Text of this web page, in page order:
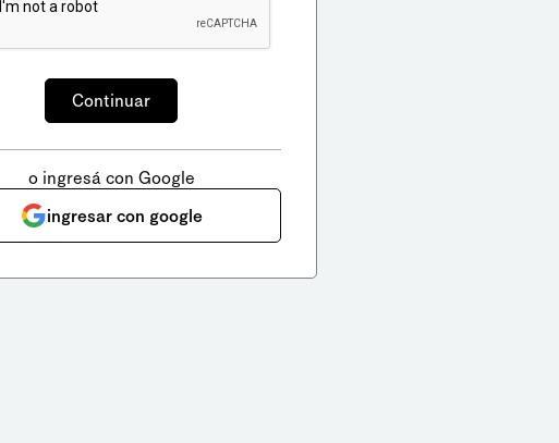
o ingresá con Google
ingresar con google